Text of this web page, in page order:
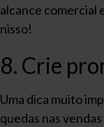
alcance comercial
nisso!
8. Crie
Uma dica muito
quedas nas